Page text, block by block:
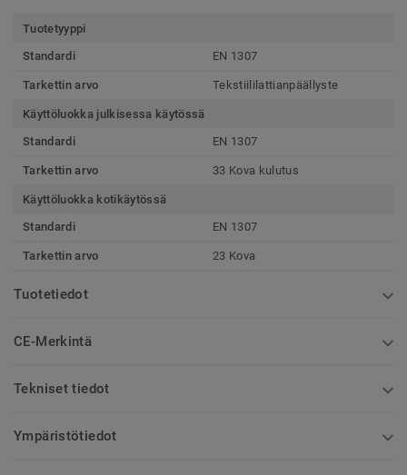
Tuotetyyppi
Standardi
EN 1307
Tarkettin arvo Tekstiililattianpäällyste
Käyttöluokka julkisessa käytössä
Standardi
EN 1307
Tarkettin arvo 33 Kova kulutus
Käyttöluokka kotikäytössä
Standardi
EN 1307
Tarkettin arvo 23 Kova
Tuotetiedot
CE-Merkintä
Tekniset tiedot
Ympäristötiedot